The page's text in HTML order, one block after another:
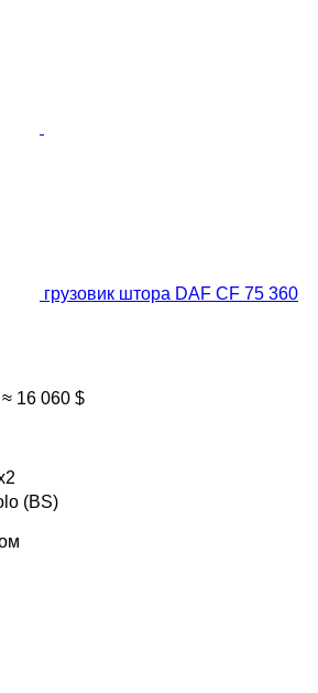
грузовик штора DAF CF 75 360
≈ 16 060 $
(BS)